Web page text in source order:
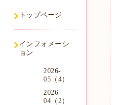
トップページ
インフォメーシ
ョン
2026-
05（4）
2026-
04（2）